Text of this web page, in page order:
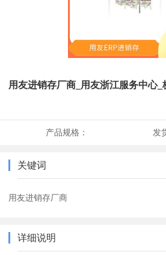
用友进销存厂商_用友浙江服务中心
产品规格： 发
关键词
用友进销存厂商
详细说明